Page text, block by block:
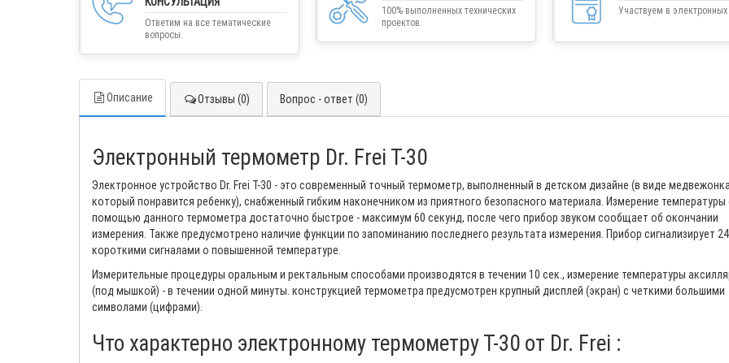
Ответим на все тематические
вопросы.
100% выполненных технических
проектов.
Участвуем в электронных
Описание Отзывы (0) Вопрос - ответ (0)
Электронный термометр Dr. Frei T-30
Электронное устройство Dr. Frei T-30 - это современный точный термометр, выполненный в детском дизайне (в виде
который понравится ребенку), снабженный гибким наконечником из приятного безопасного материала. Измерение температуры
помощью данного термометра достаточно быстрое - максимум 60 секунд, после чего прибор звуком сообщает об окончании
измерения. Также предусмотрено наличие функции по запоминанию последнего результата измерения. Прибор сигнализирует
короткими сигналами о повышенной температуре.
Измерительные процедуры оральным и ректальным способами производятся в течении 10 сек., измерение температуры
(под мышкой) - в течении одной минуты. конструкцией термометра предусмотрен крупный дисплей (экран) с четкими большими
символами (цифрами).
Что характерно электронному термометру Т-30 от Dr. Frei :